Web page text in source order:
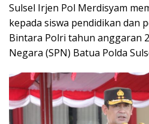
Sulsel Irjen Pol Merdisyam
kepada siswa pendidikan dan
Bintara Polri tahun anggaran
Negara (SPN) Batua Polda